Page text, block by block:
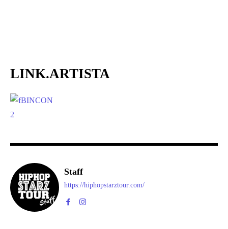
LINK.ARTISTA
Staff
https://hiphopstarztour.com/